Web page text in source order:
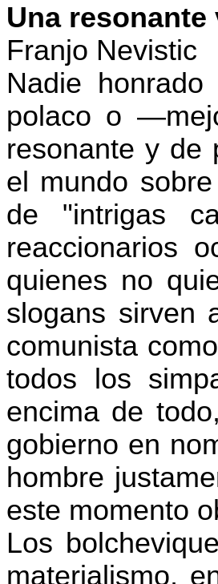
Una
Franjo Nevistic
Nadie
polaco o
resonante y de
el mundo
de "intrigas
reaccionarios
quienes no
slogans sirven
comunista
todos los
encima de
gobierno en
hombre
este momento
Los
materialismo,